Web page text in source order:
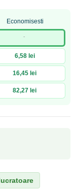
Economisesti
-
6,58 lei
16,45 lei
82,27 lei